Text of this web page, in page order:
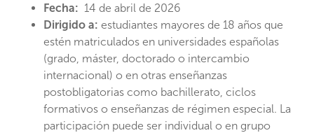
Fecha: 14 de abril de 2026
Dirigido a:estudiantes mayores de 18 años que
estén matriculados en universidades españolas
(grado, máster, doctorado o intercambio
internacional) o en otras enseñanzas
postobligatorias como bachillerato, ciclos
formativos o enseñanzas de régimen especial. La
participación puede ser individual o en grupo